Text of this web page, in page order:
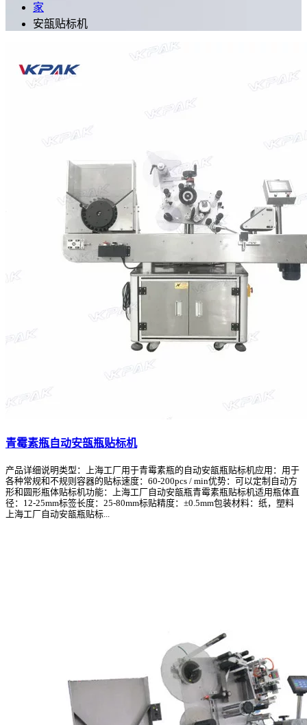
家
安瓿贴标机
青霉素瓶自动安瓿瓶贴标机
产品详细说明类型：上海工厂用于青霉素瓶的自动安瓿瓶贴标机应用：用于
各种常规和不规则容器的贴标速度：60-200pcs / min优势：可以定制自动方
形和圆形瓶体贴标机功能：上海工厂自动安瓿瓶青霉素瓶贴标机适用瓶体直
径：12-25mm标签长度：25-80mm标贴精度：±0.5mm包装材料：纸，塑料
上海工厂自动安瓿瓶贴标...